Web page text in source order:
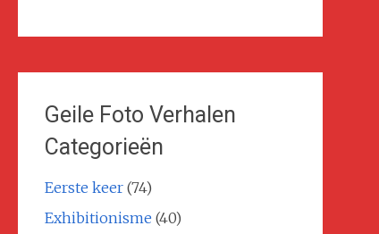
Geile Foto Verhalen
Categorieën
Eerste keer(74)
Exhibitionisme (40)